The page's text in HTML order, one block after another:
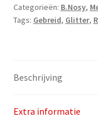
maat
92
Categorieën: B.Nosy,
Tags: Gebreid, Glitter,
Beschrijving
Extra informatie